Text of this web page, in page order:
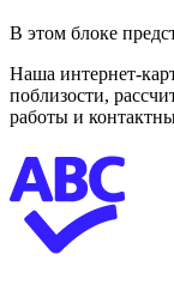
В этом блоке
Наша интернет-
поблизости,
работы и